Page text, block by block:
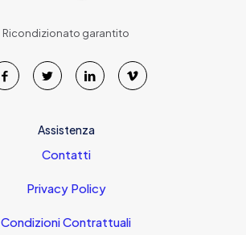
Ricondizionato garantito
Assistenza
Contatti
Privacy Policy
Condizioni Contrattuali